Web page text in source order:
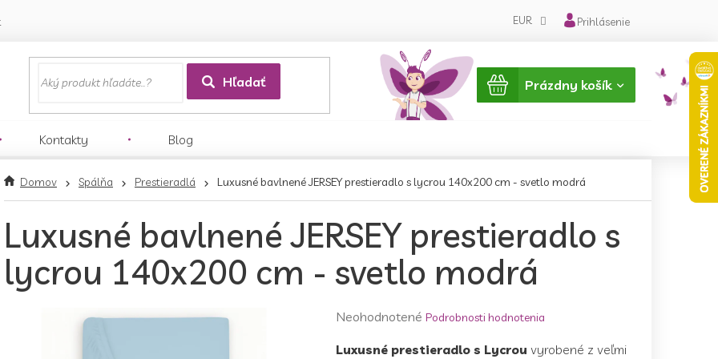
EUR Prihlásenie
Hľadať
Nákupný
košík
Prázdny košík
Kontakty Blog
Domov Spálňa Prestieradlá Luxusné bavlnené JERSEY prestieradlo s lycrou 140x200 cm - svetlo modrá
Luxusné bavlnené JERSEY prestieradlo s
lycrou 140x200 cm - svetlo modrá
Priemerné
produktu
Neohodnotené Podrobnosti hodnotenia
Luxusné prestieradlo s Lycrou vyrobené z veľmi